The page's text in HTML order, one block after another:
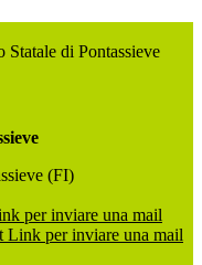
di Pontassieve
(FI)
per inviare una mail
Link per inviare una mail